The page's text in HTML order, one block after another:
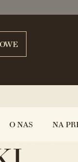
O NAS NA